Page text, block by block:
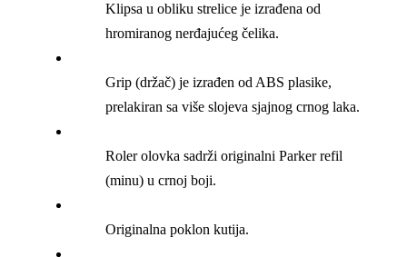
Klipsa u obliku strelice je izrađena od
hromiranog nerđajućeg čelika.
Grip (držač) je izrađen od ABS plasike,
prelakiran sa više slojeva sjajnog crnog laka.
Roler olovka sadrži originalni Parker refil
(minu) u crnoj boji.
Originalna poklon kutija.